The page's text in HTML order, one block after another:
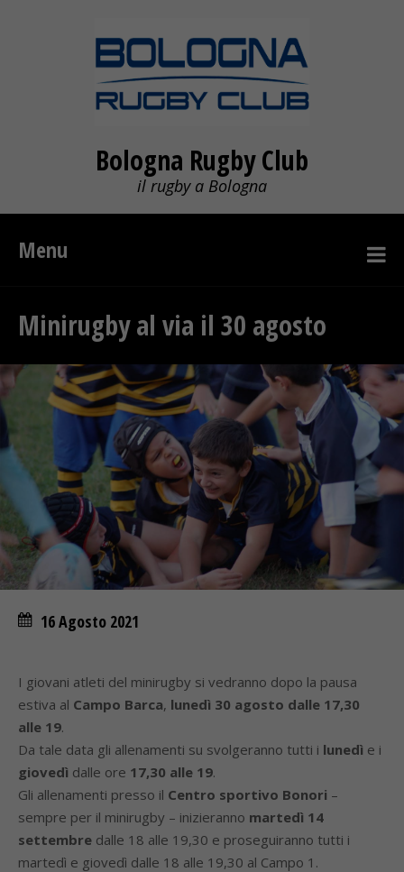
Bologna Rugby Club
il rugby a Bologna
Menu
Minirugby al via il 30 agosto
16 Agosto 2021
I giovani atleti del minirugby si vedranno dopo la pausa
estiva al Campo Barca, lunedì 30 agosto dalle 17,30
alle 19.
Da tale data gli allenamenti su svolgeranno tutti i lunedì e i
giovedì dalle ore 17,30 alle 19.
Gli allenamenti presso il Centro sportivo Bonori –
sempre per il minirugby – inizieranno martedì 14
settembre dalle 18 alle 19,30 e proseguiranno tutti i
martedì e giovedì dalle 18 alle 19,30 al Campo 1.